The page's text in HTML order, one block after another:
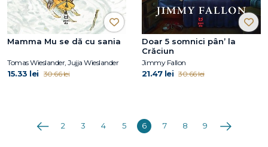
Mamma Mu se dă cu sania
Tomas Wieslander, Jujja Wieslander
15.33 lei 30.66 lei
Doar 5 somnici pân’ la
Crăciun
Jimmy Fallon
21.47 lei 30.66 lei
Anterioara
2 3 4 5 6 7 8 9 Următoarea